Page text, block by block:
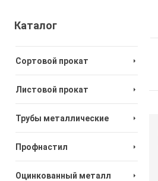
Каталог
Сортовой прокат
Листовой прокат
Трубы металлические
Профнастил
Оцинкованный металл